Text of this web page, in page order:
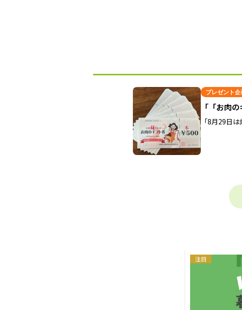
プレゼント企
「「お肉
「8月29日
注目